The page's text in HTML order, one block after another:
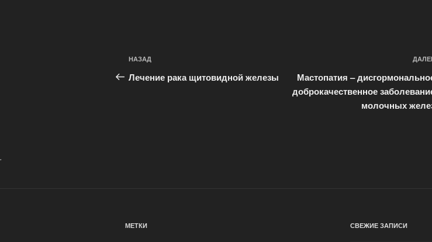
Навигация
по
Предыдущая
запись:
НАЗАД
Лечение рака щитовидной железы
Мастопатия –
доброкачественное
молочных
.
МЕТКИ СВЕЖИЕ ЗАПИСИ